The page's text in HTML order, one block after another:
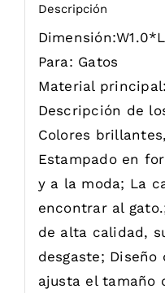
Descripción
Dimensión:
Para: Gatos
Material principal:
Descripción de
Colores
Estampado en
y a la moda; La
encontrar al
de alta calidad,
desgaste;
ajusta el tamaño